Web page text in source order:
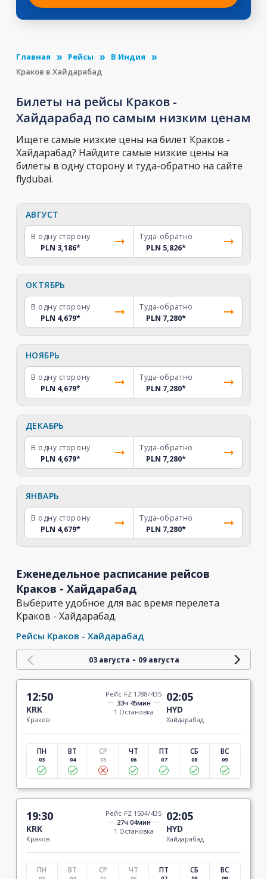
Главная Рейсы
В Индия
Краков в Хайдарабад
Билеты на рейсы Краков -
Хайдарабад по самым низким ценам
Ищете самые низкие цены на билет Краков -
Хайдарабад? Найдите самые низкие цены на
билеты в одну сторону и туда-обратно на сайте
flydubai.
АВГУСТ
В одну сторону
PLN 3,186*
Туда-обратно
PLN 5,826*
ОКТЯБРЬ
В одну сторону
PLN 4,679*
Туда-обратно
PLN 7,280*
НОЯБРЬ
В одну сторону
PLN 4,679*
Туда-обратно
PLN 7,280*
ДЕКАБРЬ
В одну сторону
PLN 4,679*
Туда-обратно
PLN 7,280*
ЯНВАРЬ
В одну сторону
PLN 4,679*
Туда-обратно
PLN 7,280*
Еженедельное расписание рейсов
Краков - Хайдарабад
Выберите удобное для вас время перелета
Краков - Хайдарабад.
Рейсы Краков - Хайдарабад
03 августа - 09 августа
12:50
KRK
Краков
Рейс FZ 1788/435
33ч 45мин
1 Остановка
02:05
HYD
Хайдарабад
ПН
03
ВТ
04
СР
05
ЧТ
06
ПТ
07
СБ
08
ВС
09
19:30
KRK
Краков
Рейс FZ 1504/435
27ч 04мин
1 Остановка
02:05
HYD
Хайдарабад
ПН ВТ СР ЧТ ПТ СБ ВС